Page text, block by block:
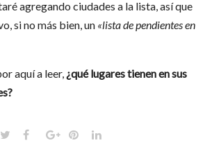
agregando ciudades a la lista, así que
si no más bien, un «lista de pendientes en
aquí a leer, ¿qué lugares tienen en sus